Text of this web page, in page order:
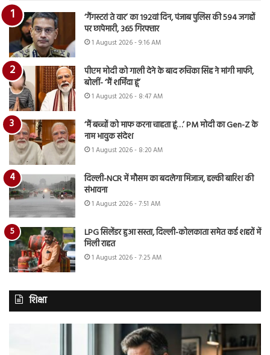
‘गैंगस्टरां ते वार’ का 192वां दिन, पंजाब पुलिस की 594 जगहों
पर छापेमारी, 365 गिरफ्तार
1 August 2026 - 9:16 AM
पीएम मोदी को गाली देने के बाद रुचिका सिंह ने मांगी माफी,
बोलीं- ‘मैं शर्मिंदा हूं’
1 August 2026 - 8:47 AM
‘मैं बच्चों को माफ करना चाहता हूं…’ PM मोदी का Gen-Z के
नाम भावुक संदेश
1 August 2026 - 8:20 AM
दिल्ली-NCR में मौसम का बदलेगा मिजाज, हल्की बारिश की
संभावना
1 August 2026 - 7:51 AM
LPG सिलेंडर हुआ सस्ता, दिल्ली-कोलकाता समेत कई शहरों में
मिली राहत
1 August 2026 - 7:25 AM
शिक्षा